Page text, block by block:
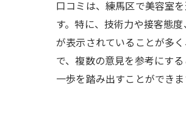
口コミは、練馬区で美容室
す。特に、技術力や接客態
が表示されていることが多
で、複数の意見を参考にす
一歩を踏み出すことができま